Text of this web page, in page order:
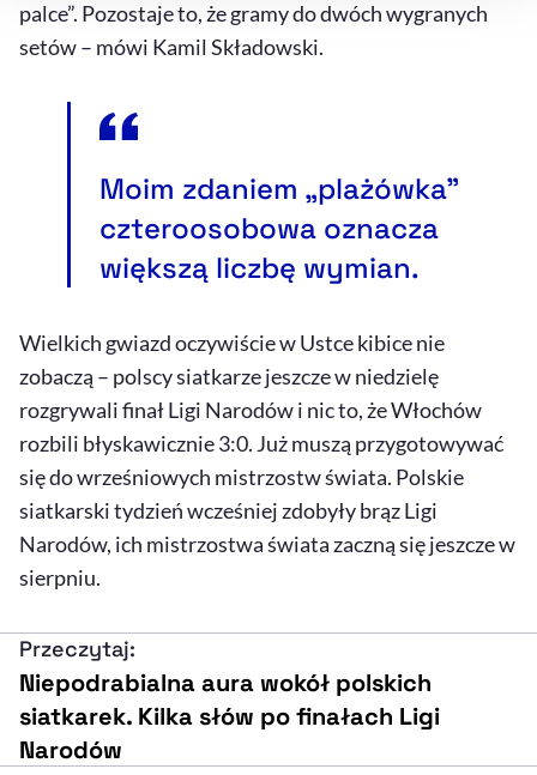
palce”. Pozostaje to, że gramy do dwóch wygranych
setów – mówi Kamil Składowski.
Moim zdaniem „plażówka”
czteroosobowa oznacza
większą liczbę wymian.
Wielkich gwiazd oczywiście w Ustce kibice nie
zobaczą – polscy siatkarze jeszcze w niedzielę
rozgrywali finał Ligi Narodów i nic to, że Włochów
rozbili błyskawicznie 3:0. Już muszą przygotowywać
się do wrześniowych mistrzostw świata. Polskie
siatkarski tydzień wcześniej zdobyły brąz Ligi
Narodów, ich mistrzostwa świata zaczną się jeszcze w
sierpniu.
Przeczytaj:
Niepodrabialna aura wokół polskich
siatkarek. Kilka słów po finałach Ligi
Narodów